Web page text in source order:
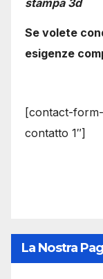
stampa 3d
Se volete
esigenze
[contact-
contatto 1″]
La Nostra